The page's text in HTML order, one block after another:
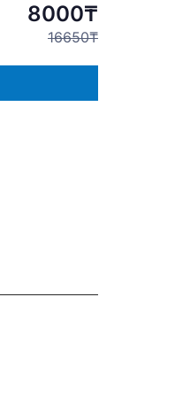
8000₸
16650₸